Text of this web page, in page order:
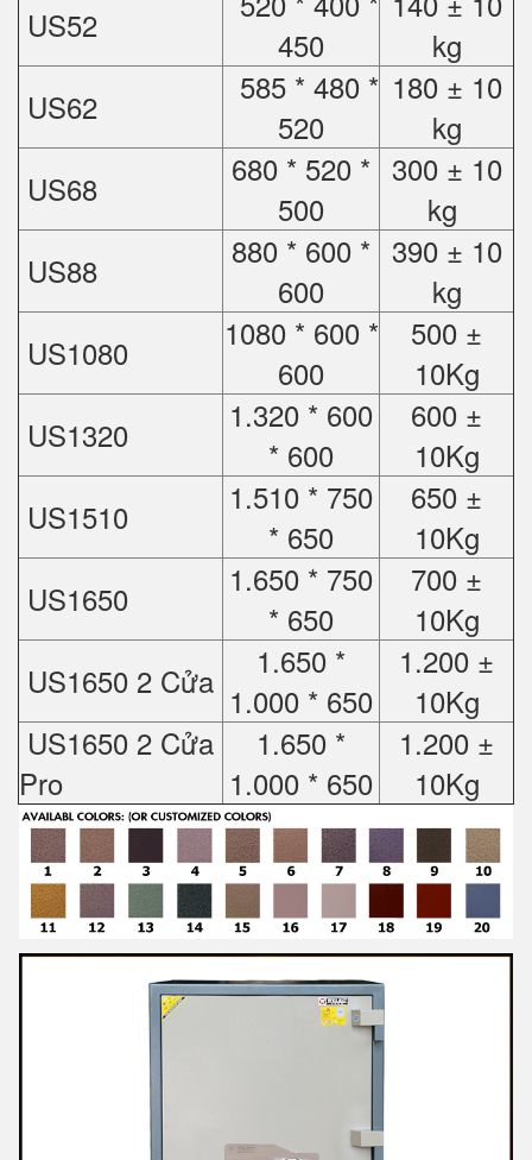
US52
450
kg
US62
585 * 480 *
520
180 ± 10
kg
US68
680 * 520 *
500
300 ± 10
kg
US88
880 * 600 *
600
390 ± 10
kg
US1080
1080 * 600 *
600
500 ±
10Kg
US1320
1.320 * 600
* 600
600 ±
10Kg
US1510
1.510 * 750
* 650
650 ±
10Kg
US1650
1.650 * 750
* 650
700 ±
10Kg
US1650 2 Cửa
1.650 *
1.000 * 650
1.200 ±
10Kg
US1650 2 Cửa
Pro
1.650 *
1.000 * 650
1.200 ±
10Kg